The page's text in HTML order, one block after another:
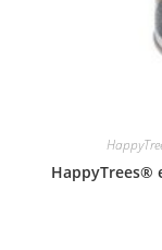
HappyTrees®